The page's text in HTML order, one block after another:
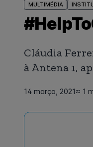
MULTIMÉDIA
Cláudia
à Antena 1,
14 março, 2021≈ 1